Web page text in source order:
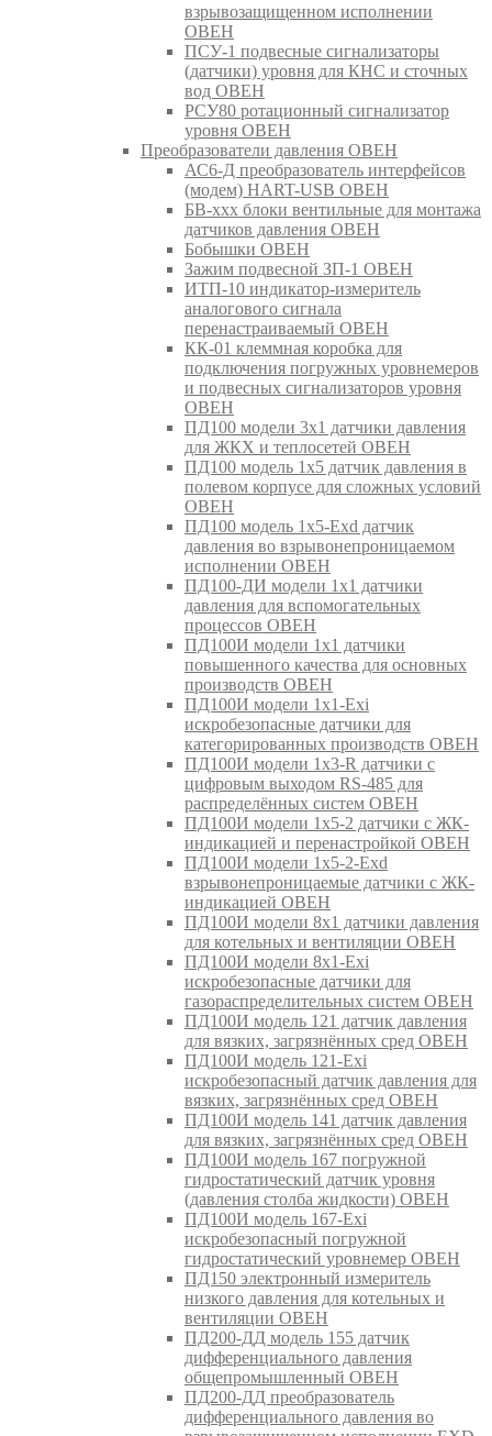
взрывозащищенном исполнении
ОВЕН
ПСУ-1 подвесные сигнализаторы
(датчики) уровня для КНС и сточных
вод ОВЕН
РСУ80 ротационный сигнализатор
уровня ОВЕН
Преобразователи давления ОВЕН
АС6-Д преобразователь интерфейсов
(модем) HART-USB ОВЕН
БВ-ххх блоки вентильные для монтажа
датчиков давления ОВЕН
Бобышки ОВЕН
Зажим подвесной ЗП-1 ОВЕН
ИТП-10 индикатор-измеритель
аналогового сигнала
перенастраиваемый ОВЕН
КК-01 клеммная коробка для
подключения погружных уровнемеров
и подвесных сигнализаторов уровня
ОВЕН
ПД100 модели 3х1 датчики давления
для ЖКХ и теплосетей ОВЕН
ПД100 модель 1х5 датчик давления в
полевом корпусе для сложных условий
ОВЕН
ПД100 модель 1х5-Exd датчик
давления во взрывонепроницаемом
исполнении ОВЕН
ПД100-ДИ модели 1х1 датчики
давления для вспомогательных
процессов ОВЕН
ПД100И модели 1х1 датчики
повышенного качества для основных
производств ОВЕН
ПД100И модели 1х1-Exi
искробезопасные датчики для
категорированных производств ОВЕН
ПД100И модели 1х3-R датчики с
цифровым выходом RS-485 для
распределённых систем ОВЕН
ПД100И модели 1х5-2 датчики с ЖК-
индикацией и перенастройкой ОВЕН
ПД100И модели 1х5-2-Exd
взрывонепроницаемые датчики с ЖК-
индикацией ОВЕН
ПД100И модели 8х1 датчики давления
для котельных и вентиляции ОВЕН
ПД100И модели 8х1-Exi
искробезопасные датчики для
газораспределительных систем ОВЕН
ПД100И модель 121 датчик давления
для вязких, загрязнённых сред ОВЕН
ПД100И модель 121-Exi
искробезопасный датчик давления для
вязких, загрязнённых сред ОВЕН
ПД100И модель 141 датчик давления
для вязких, загрязнённых сред ОВЕН
ПД100И модель 167 погружной
гидростатический датчик уровня
(давления столба жидкости) ОВЕН
ПД100И модель 167-Exi
искробезопасный погружной
гидростатический уровнемер ОВЕН
ПД150 электронный измеритель
низкого давления для котельных и
вентиляции ОВЕН
ПД200-ДД модель 155 датчик
дифференциального давления
общепромышленный ОВЕН
ПД200-ДД преобразователь
дифференциального давления во